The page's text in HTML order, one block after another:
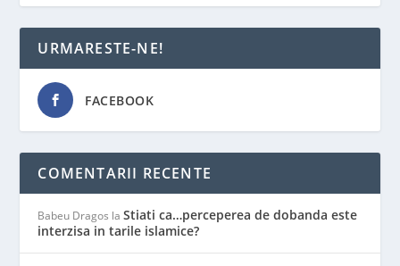
URMARESTE-NE!
FACEBOOK
COMENTARII RECENTE
Babeu Dragos laStiati ca…perceperea de dobanda este
interzisa in tarile islamice?